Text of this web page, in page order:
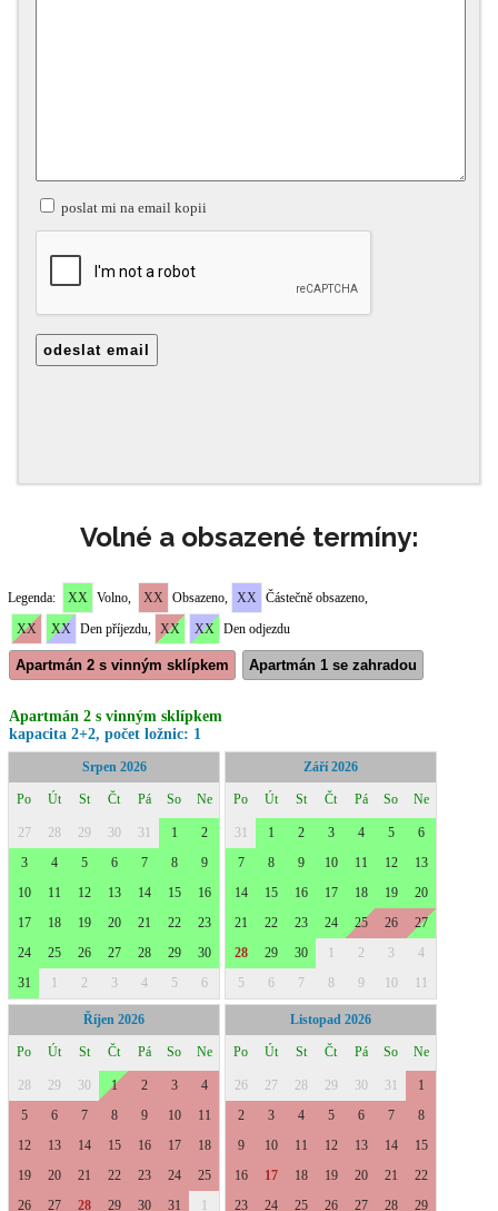
Volné a obsazené termíny: